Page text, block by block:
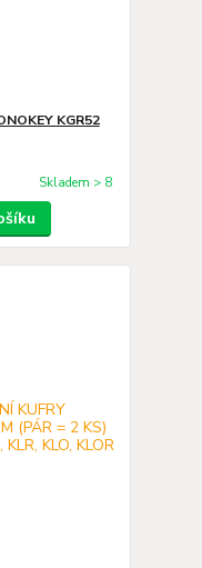
KGR52
Skladem > 8